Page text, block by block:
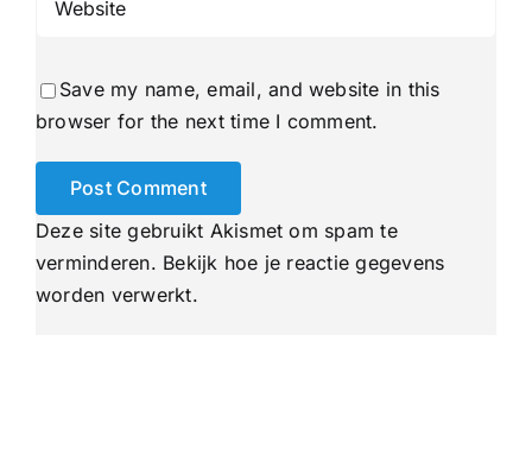
Save my name, email, and website in this
browser for the next time I comment.
Deze site gebruikt Akismet om spam te
verminderen. Bekijk hoe je reactie gegevens
worden verwerkt.